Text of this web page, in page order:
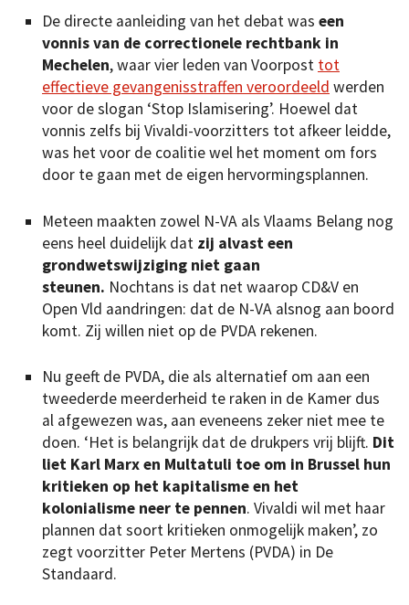
De directe aanleiding van het debat was een
vonnis van de correctionele rechtbank in
Mechelen, waar vier leden van Voorpost tot
effectieve gevangenisstraffen veroordeeld werden
voor de slogan ‘Stop Islamisering’. Hoewel dat
vonnis zelfs bij Vivaldi-voorzitters tot afkeer leidde,
was het voor de coalitie wel het moment om fors
door te gaan met de eigen hervormingsplannen.
Meteen maakten zowel N-VA als Vlaams Belang nog
eens heel duidelijk dat zij alvast een
grondwetswijziging niet gaan
steunen. Nochtans is dat net waarop CD&V en
Open Vld aandringen: dat de N-VA alsnog aan boord
komt. Zij willen niet op de PVDA rekenen.
Nu geeft de PVDA, die als alternatief om aan een
tweederde meerderheid te raken in de Kamer dus
al afgewezen was, aan eveneens zeker niet mee te
doen. ‘Het is ­belangrijk dat de drukpers vrij blijft. Dit
liet Karl Marx en Multatuli toe om in Brussel hun
kritieken op het kapitalisme en het
kolonialisme neer te pennen. Vivaldi wil met haar
plannen dat soort kritieken onmogelijk maken’, zo
zegt voorzitter Peter Mertens (PVDA) in De
Standaard.